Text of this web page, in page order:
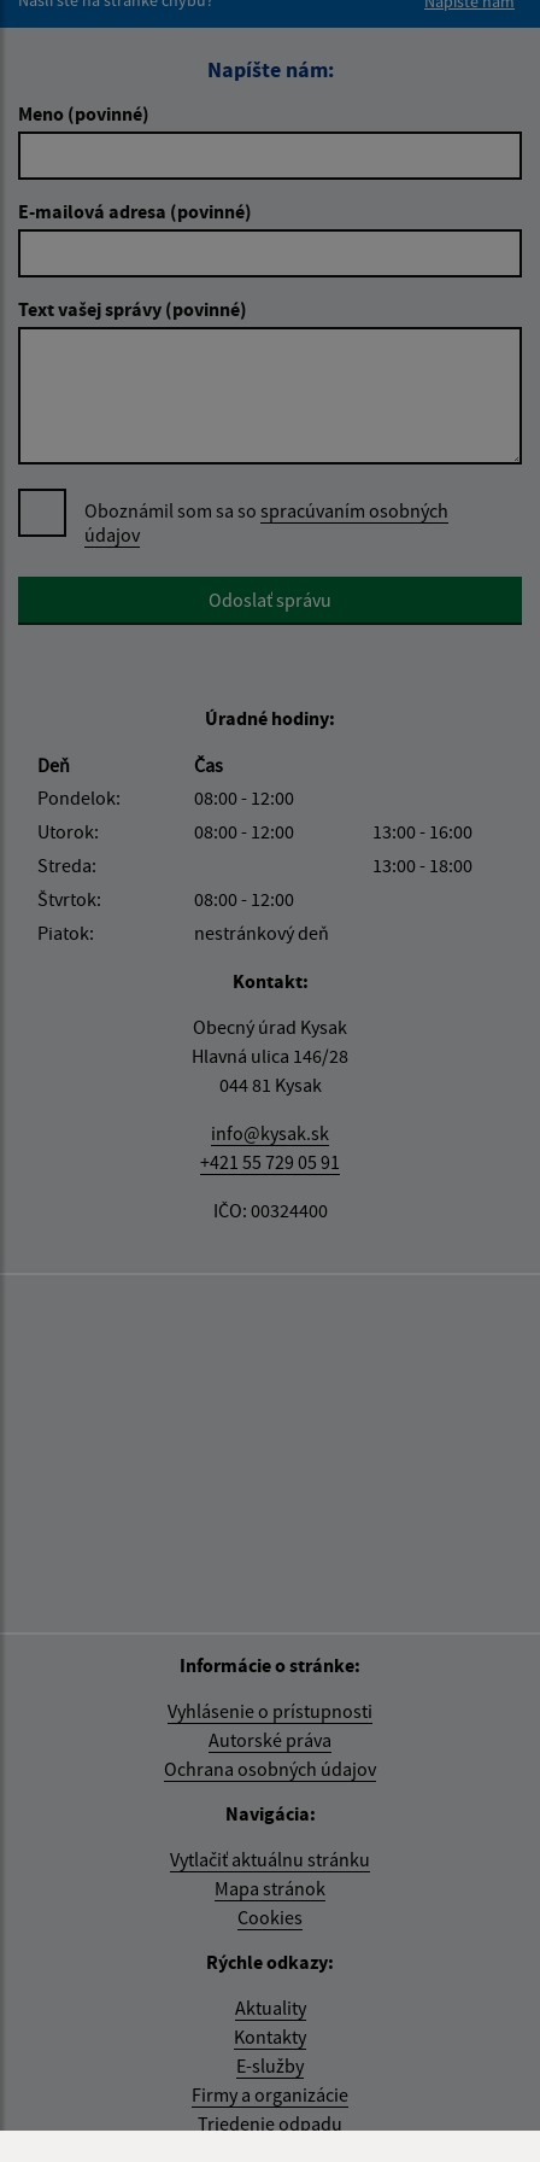
Napíšte nám:
Meno (povinné)
E-mailová adresa (povinné)
Text vašej správy (povinné)
Oboznámil som sa so spracúvaním osobných
údajov
Google reCaptcha ResponseOdoslať správu
Úradné hodiny:
Deň
Čas
Pondelok:
08:00 - 12:00
Utorok:
08:00 - 12:00
13:00 - 16:00
Streda:
13:00 - 18:00
Štvrtok:
08:00 - 12:00
Piatok:
nestránkový deň
Kontakt:
Obecný úrad Kysak
Hlavná ulica 146/28
044 81 Kysak
info@kysak.sk
+421 55 729 05 91
IČO: 00324400
Informácie o stránke:
Vyhlásenie o prístupnosti
Autorské práva
Ochrana osobných údajov
Navigácia:
Vytlačiť aktuálnu stránku
Mapa stránok
Cookies
Rýchle odkazy:
Aktuality
Kontakty
E-služby
Firmy a organizácie
Triedenie odpadu